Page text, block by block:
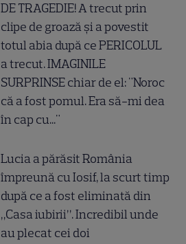
DE TRAGEDIE! A trecut prin
clipe de groază și a povestit
totul abia după ce PERICOLUL
a trecut. IMAGINILE
SURPRINSE chiar de el: "Noroc
că a fost pomul. Era să-mi dea
în cap cu..."
Lucia a părăsit România
împreună cu Iosif, la scurt timp
după ce a fost eliminată din
„Casa iubirii”. Incredibil unde
au plecat cei doi